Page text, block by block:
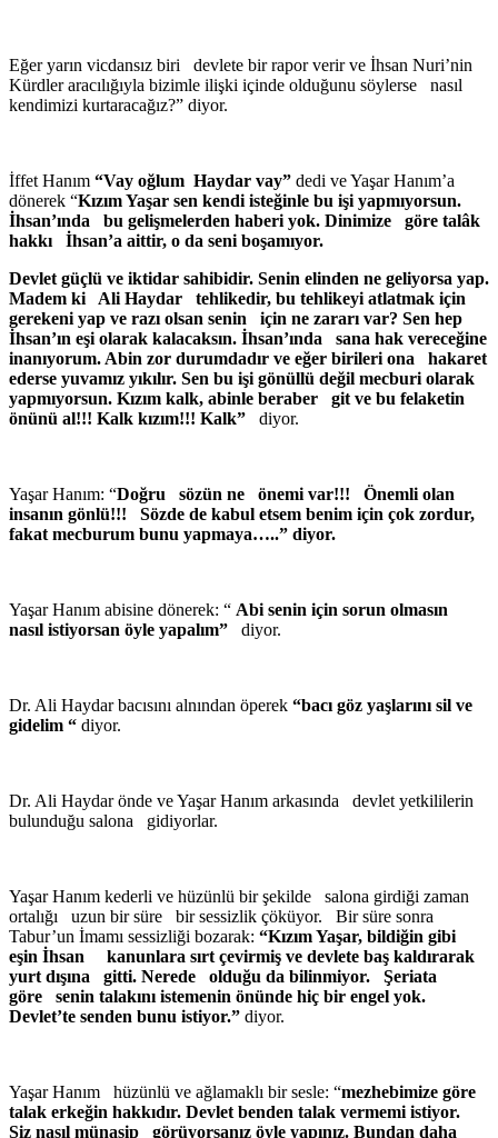
Eğer yarın vicdansız biri devlete bir rapor verir ve İhsan Nuri’nin
Kürdler aracılığıyla bizimle ilişki içinde olduğunu söylerse nasıl
kendimizi kurtaracağız?” diyor.
İffet Hanım “Vay oğlum Haydar vay” dedi ve Yaşar Hanım’a
dönerek “Kızım Yaşar sen kendi isteğinle bu işi yapmıyorsun.
İhsan’ında bu gelişmelerden haberi yok. Dinimize göre talâk
hakkı İhsan’a aittir, o da seni boşamıyor.
Devlet güçlü ve iktidar sahibidir. Senin elinden ne geliyorsa yap.
Madem ki Ali Haydar tehlikedir, bu tehlikeyi atlatmak için
gerekeni yap ve razı olsan senin için ne zararı var? Sen hep
İhsan’ın eşi olarak kalacaksın. İhsan’ında sana hak vereceğine
inanıyorum. Abin zor durumdadır ve eğer birileri ona hakaret
ederse yuvamız yıkılır. Sen bu işi gönüllü değil mecburi olarak
yapmıyorsun. Kızım kalk, abinle beraber git ve bu felaketin
önünü al!!! Kalk kızım!!! Kalk” diyor.
Yaşar Hanım: “Doğru sözün ne önemi var!!! Önemli olan
insanın gönlü!!! Sözde de kabul etsem benim için çok zordur,
fakat mecburum bunu yapmaya…..” diyor.
Yaşar Hanım abisine dönerek: “ Abi senin için sorun olmasın
nasıl istiyorsan öyle yapalım” diyor.
Dr. Ali Haydar bacısını alnından öperek “bacı göz yaşlarını sil ve
gidelim “ diyor.
Dr. Ali Haydar önde ve Yaşar Hanım arkasında devlet yetkililerin
bulunduğu salona gidiyorlar.
Yaşar Hanım kederli ve hüzünlü bir şekilde salona girdiği zaman
ortalığı uzun bir süre bir sessizlik çöküyor. Bir süre sonra
Tabur’un İmamı sessizliği bozarak: “Kızım Yaşar, bildiğin gibi
eşin İhsan kanunlara sırt çevirmiş ve devlete baş kaldırarak
yurt dışına gitti. Nerede olduğu da bilinmiyor. Şeriata
göre senin talakını istemenin önünde hiç bir engel yok.
Devlet’te senden bunu istiyor.” diyor.
Yaşar Hanım hüzünlü ve ağlamaklı bir sesle: “mezhebimize göre
talak erkeğin hakkıdır. Devlet benden talak vermemi istiyor.
Siz nasıl münasip görüyorsanız öyle yapınız. Bundan daha